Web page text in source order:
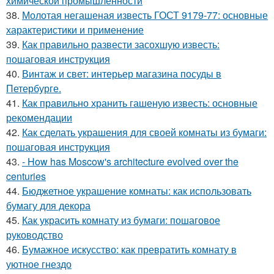
38. Молотая негашеная известь ГОСТ 9179-77: основные
характеристики и применение
39. Как правильно развести засохшую известь:
пошаговая инструкция
40. Винтаж и свет: интерьер магазина посуды в
Петербурге.
41. Как правильно хранить гашеную известь: основные
рекомендации
42. Как сделать украшения для своей комнаты из бумаги:
пошаговая инструкция
43. - How has Moscow's architecture evolved over the
centuries
44. Бюджетное украшение комнаты: как использовать
бумагу для декора
45. Как украсить комнату из бумаги: пошаговое
руководство
46. Бумажное искусство: как превратить комнату в
уютное гнездо